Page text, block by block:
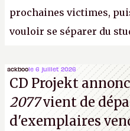
prochaines victimes,
vouloir se séparer du
ackboole 6 juillet 2026
CD Projekt
2077vient de
d'exemplaires